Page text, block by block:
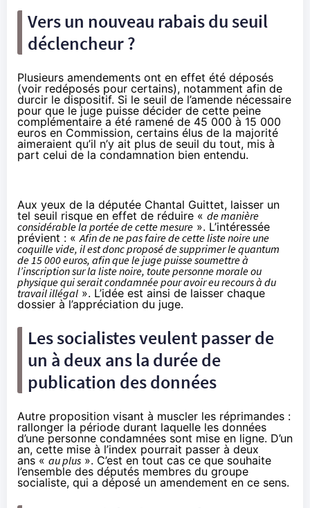
Vers un nouveau rabais du seuil
déclencheur ?
Plusieurs amendements ont en effet été déposés
(voir redéposés pour certains), notamment afin de
durcir le dispositif. Si le seuil de l’amende nécessaire
pour que le juge puisse décider de cette peine
complémentaire a été ramené de 45 000 à 15 000
euros en Commission, certains élus de la majorité
aimeraient qu’il n’y ait plus de seuil du tout, mis à
part celui de la condamnation bien entendu.
Aux yeux de la députée Chantal Guittet, laisser un
tel seuil risque en effet de réduire « de manière
considérable la portée de cette mesure ». L’intéressée
prévient : «Afin de ne pas faire de cette liste noire une
coquille vide, il est donc proposé de supprimer le quantum
de 15 000 euros, afin que le juge puisse soumettre à
l’inscription sur la liste noire, toute personne morale ou
physique qui serait condamnée pour avoir eu recours à du
travail illégal ». L’idée est ainsi de laisser chaque
dossier à l’appréciation du juge.
Les socialistes veulent passer de
un à deux ans la durée de
publication des données
Autre proposition visant à muscler les réprimandes :
rallonger la période durant laquelle les données
d’une personne condamnées sont mise en ligne. D’un
an, cette mise à l’index pourrait passer à deux
ans « au plus ». C’est en tout cas ce que souhaite
l’ensemble des députés membres du groupe
socialiste, qui a déposé un amendement en ce sens.